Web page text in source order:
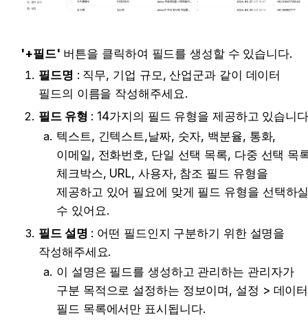
'+필드' 버튼을 클릭하여 필드를 생성할 수 있습니다.
필드명 : 직무, 기업 규모, 산업군과 같이 데이터
필드의 이름을 작성해주세요.
필드 유형 : 14가지의 필드 유형을 제공하고 있습니
텍스트, 긴텍스트,날짜, 숫자, 백분율, 통화,
이메일, 전화번호, 단일 선택 목록, 다중 선택 목
체크박스, URL, 사용자, 참조 필드 유형을
제공하고 있어 필요에 맞게 필드 유형을 선택하
수 있어요.
필드 설명 : 어떤 필드인지 구분하기 위한 설명을
작성해주세요.
이 설명은 필드를 생성하고 관리하는 관리자가
구분 목적으로 설정하는 정보이며, 설정 > 데이터
필드 목록에서만 표시됩니다.